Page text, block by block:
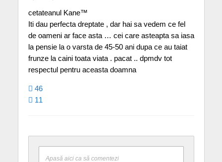
cetateanul Kane™
Iti dau perfecta dreptate , dar hai sa vedem ce fel
de oameni ar face asta … cei care asteapta sa iasa
la pensie la o varsta de 45-50 ani dupa ce au taiat
frunze la caini toata viata . pacat .. dpmdv tot
respectul pentru aceasta doamna
46
11
Apasă aici ca să comentezi